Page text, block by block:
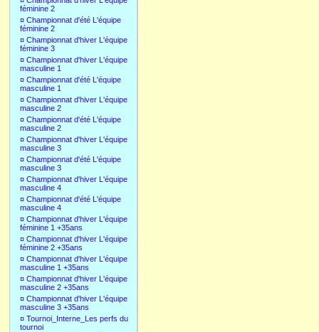
féminine 2
¤ Championnat d'été L'équipe
féminine 2
¤ Championnat d'hiver L'équipe
féminine 3
¤ Championnat d'hiver L'équipe
masculine 1
¤ Championnat d'été L'équipe
masculine 1
¤ Championnat d'hiver L'équipe
masculine 2
¤ Championnat d'été L'équipe
masculine 2
¤ Championnat d'hiver L'équipe
masculine 3
¤ Championnat d'été L'équipe
masculine 3
¤ Championnat d'hiver L'équipe
masculine 4
¤ Championnat d'été L'équipe
masculine 4
¤ Championnat d'hiver L'équipe
féminine 1 +35ans
¤ Championnat d'hiver L'équipe
féminine 2 +35ans
¤ Championnat d'hiver L'équipe
masculine 1 +35ans
¤ Championnat d'hiver L'équipe
masculine 2 +35ans
¤ Championnat d'hiver L'équipe
masculine 3 +35ans
¤ Tournoi_Interne_Les perfs du
tournoi